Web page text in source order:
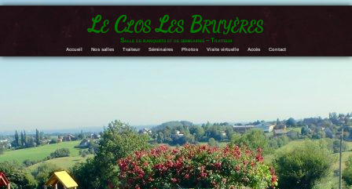
Le Clos Les Bruyères
Salle de banquets et de séminaires – Traiteur
Accueil Nos salles Traiteur Séminaires Photos Visite virtuelle Accès Contact